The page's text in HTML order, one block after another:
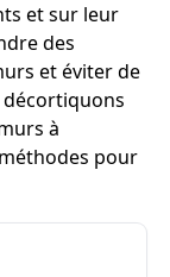
et sur leur
des
et éviter de
à
pour